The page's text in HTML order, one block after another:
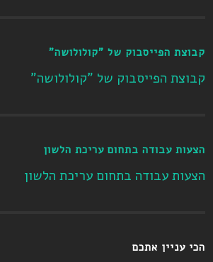
קבוצת הפייסבוק של "קולולושה"
קבוצת הפייסבוק של "קולולושה"
הצעות עבודה בתחום עריכת הלשון
הצעות עבודה בתחום עריכת הלשון
הכי עניין אתכם